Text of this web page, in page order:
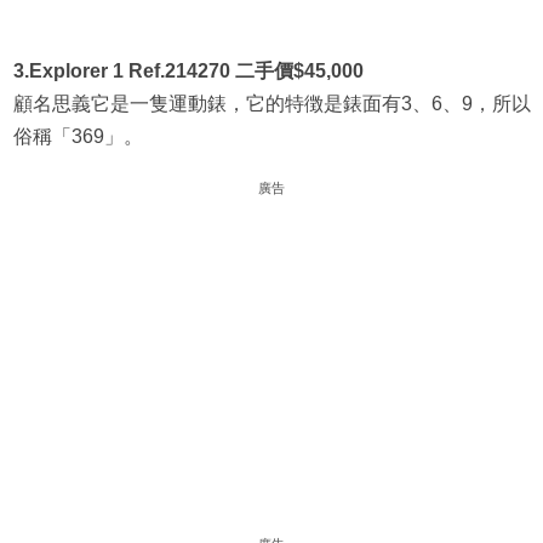
3.Explorer 1 Ref.214270 二手價$45,000
顧名思義它是一隻運動錶，它的特徴是錶面有3、6、9，所以
俗稱「369」。
廣告